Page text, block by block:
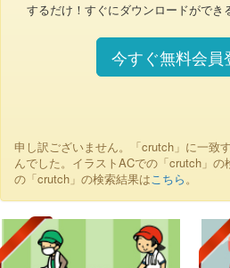
するだけ！すぐにダウンロードができ
今すぐ無料会員
申し訳ございません。「crutch」に一致
んでした。イラストACでの「crutch」の
の「crutch」の検索結果はこちら。